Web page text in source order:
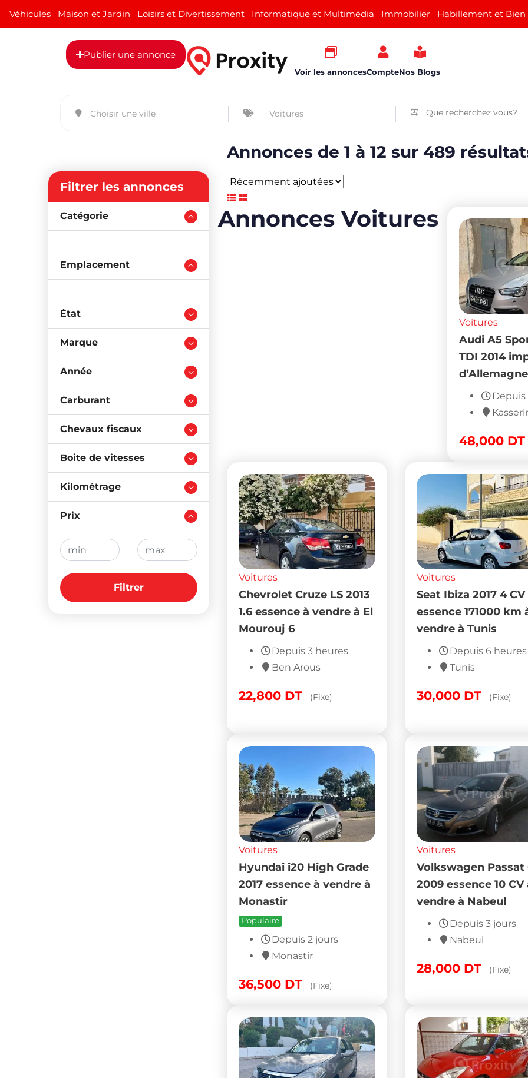
Véhicules Maison et Jardin Loisirs et Divertissement Informatique et Multimédia Immobilier Habillement et Bien
Publier une annonce
Voir les annoncesCompteNos Blogs
Filtrer les annonces
Catégorie
Emplacement
État
Marque
Année
Carburant
Chevaux fiscaux
Boite de vitesses
Kilométrage
Prix
Filtrer
Annonces de 1 à 12 sur 489
Annonces Voitures
Voitures
Audi A5
TDI 2014
Depuis
48,000 DT
Voitures
Chevrolet Cruze LS 2013
1.6 essence à vendre à El
Mourouj 6
Depuis 3 heures
Ben Arous
22,800 DT (Fixe)
Voitures
Seat Ibiza 2017 4 CV
essence 171000 km
vendre à Tunis
Depuis 6 heures
Tunis
30,000 DT (Fixe)
Voitures
Hyundai i20 High Grade
2017 essence à vendre à
Monastir
Populaire
Depuis 2 jours
Monastir
36,500 DT (Fixe)
Voitures
Volkswagen Passat
2009 essence 10 CV
vendre à Nabeul
Depuis 3 jours
Nabeul
28,000 DT (Fixe)